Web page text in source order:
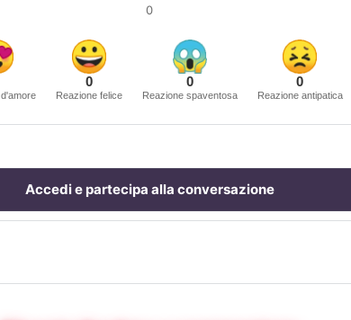
0
0
Reazione felice
0
Reazione spaventosa
0
Reazione antipatica
Accedi e partecipa alla conversazione